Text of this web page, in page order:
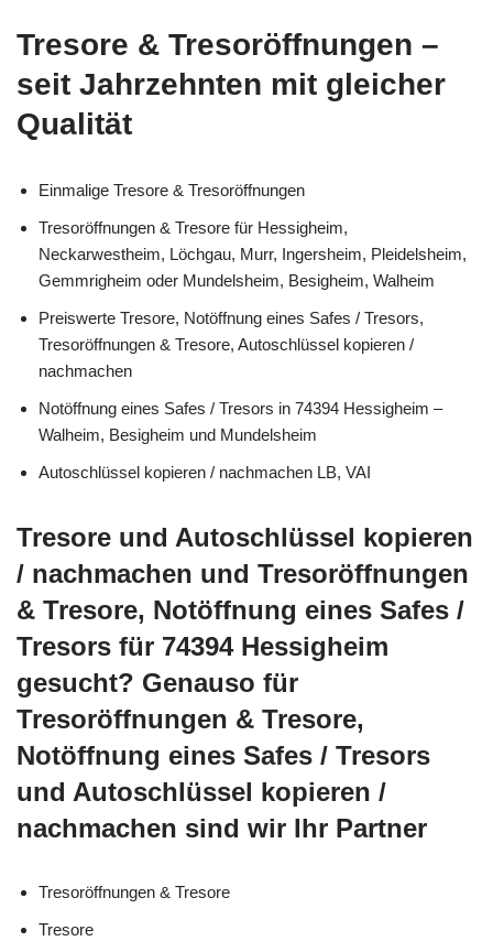
Tresore & Tresoröffnungen –
seit Jahrzehnten mit gleicher
Qualität
Einmalige Tresore & Tresoröffnungen
Tresoröffnungen & Tresore für Hessigheim,
Neckarwestheim, Löchgau, Murr, Ingersheim, Pleidelsheim,
Gemmrigheim oder Mundelsheim, Besigheim, Walheim
Preiswerte Tresore, Notöffnung eines Safes / Tresors,
Tresoröffnungen & Tresore, Autoschlüssel kopieren /
nachmachen
Notöffnung eines Safes / Tresors in 74394 Hessigheim –
Walheim, Besigheim und Mundelsheim
Autoschlüssel kopieren / nachmachen LB, VAI
Tresore und Autoschlüssel kopieren
/ nachmachen und Tresoröffnungen
& Tresore, Notöffnung eines Safes /
Tresors für 74394 Hessigheim
gesucht? Genauso für
Tresoröffnungen & Tresore,
Notöffnung eines Safes / Tresors
und Autoschlüssel kopieren /
nachmachen sind wir Ihr Partner
Tresoröffnungen & Tresore
Tresore